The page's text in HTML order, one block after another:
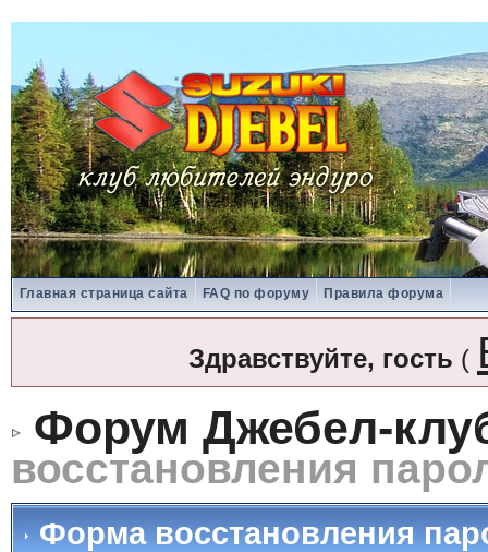
Главная страница сайта FAQ по форуму Правила форума
Здравствуйте, гость (
Форум Джебел-
восстановления
Форма восстановления